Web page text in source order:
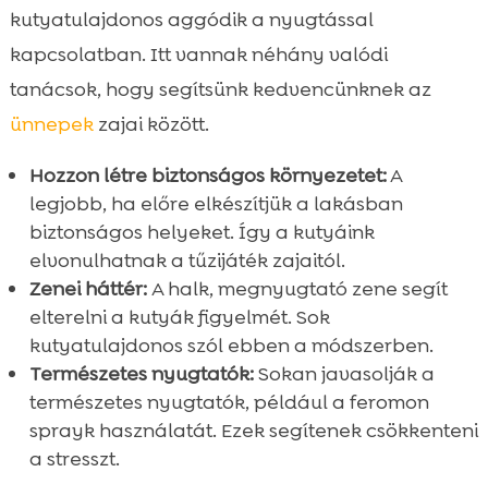
kutyatulajdonos aggódik a nyugtással
kapcsolatban. Itt vannak néhány valódi
tanácsok, hogy segítsünk kedvencünknek az
ünnepekzajai között.
Hozzon létre biztonságos környezetet:A
legjobb, ha előre elkészítjük a lakásban
biztonságos helyeket. Így a kutyáink
elvonulhatnak a tűzijáték zajaitól.
Zenei háttér:A halk, megnyugtató zene segít
elterelni a kutyák figyelmét. Sok
kutyatulajdonos szól ebben a módszerben.
Természetes nyugtatók:Sokan javasolják a
természetes nyugtatók, például a feromon
sprayk használatát. Ezek segítenek csökkenteni
a stresszt.